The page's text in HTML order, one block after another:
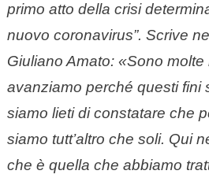
primo atto della crisi
nuovo coronavirus”. Scrive
Giuliano Amato: «Sono
avanziamo perché questi fini
siamo lieti di constatare che
siamo tutt’altro che soli. Qui
che è quella che abbiamo